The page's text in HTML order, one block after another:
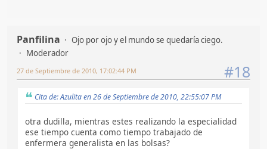
Panfilina
Ojo por ojo y el mundo se quedaría ciego.
Moderador
#18
27 de Septiembre de 2010, 17:02:44 PM
Cita de: Azulita en 26 de Septiembre de 2010, 22:55:07 PM
otra dudilla, mientras estes realizando la especialidad
ese tiempo cuenta como tiempo trabajado de
enfermera generalista en las bolsas?